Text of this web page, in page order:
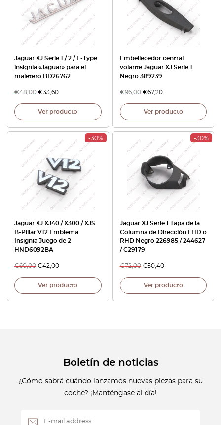
Jaguar XJ Serie 1 / 2 / E-Type:
insignia «Jaguar» para el
maletero BD26762
€48,00 €33,60
Ver producto
Embellecedor central
volante Jaguar XJ Serie 1
Negro 389239
€96,00 €67,20
Ver producto
-30%
Jaguar XJ XJ40 / X300 / XJS
B-Pillar V12 Emblema
Insignia Juego de 2
HND6092BA
€60,00 €42,00
Ver producto
-30%
Jaguar XJ Serie 1 Tapa de la
Columna de Dirección LHD o
RHD Negro 226985 / 244627
/ C29179
€72,00 €50,40
Ver producto
Boletín de noticias
¿Cómo sabrá cuándo lanzamos nuevas piezas para su
coche? ¡Manténgase al día!